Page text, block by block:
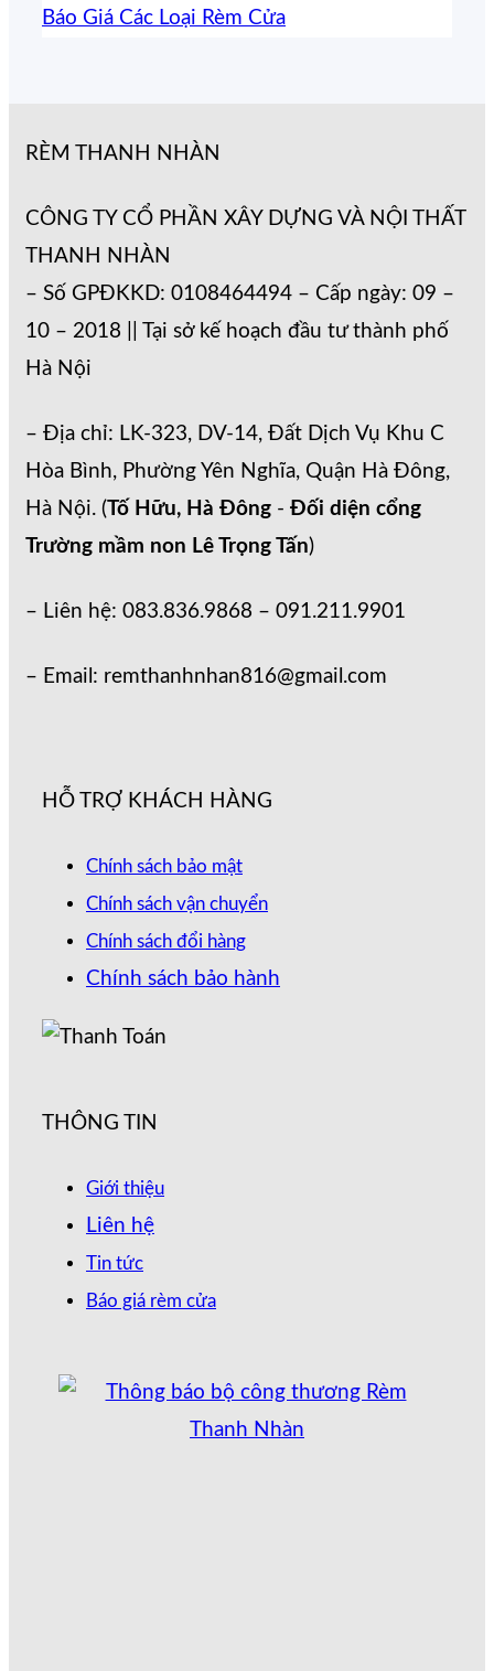
Báo Giá Các Loại Rèm Cửa
RÈM THANH NHÀN
CÔNG TY CỔ PHẦN XÂY DỰNG VÀ NỘI THẤT
THANH NHÀN
– Số GPĐKKD: 0108464494 – Cấp ngày: 09 –
10 – 2018 || Tại sở kế hoạch đầu tư thành phố
Hà Nội
– Địa chỉ: LK-323, DV-14, Đất Dịch Vụ Khu C
Hòa Bình, Phường Yên Nghĩa, Quận Hà Đông,
Hà Nội. (Tố Hữu, Hà Đông - Đối diện cổng
Trường mầm non Lê Trọng Tấn)
– Liên hệ: 083.836.9868 – 091.211.9901
– Email: remthanhnhan816@gmail.com
HỖ TRỢ KHÁCH HÀNG
Chính sách bảo mật
Chính sách vận chuyển
Chính sách đổi hàng
Chính sách bảo hành
THÔNG TIN
Giới thiệu
Liên hệ
Tin tức
Báo giá rèm cửa